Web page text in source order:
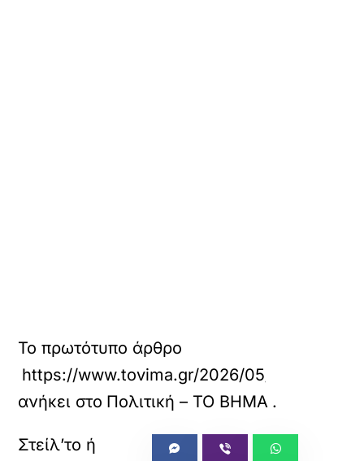
Το πρωτότυπο άρθρο
https://www.tovima.gr/2026/05/24/
ανήκει στο Πολιτική – ΤΟ ΒΗΜΑ .